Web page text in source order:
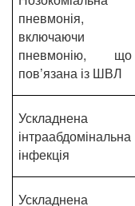
пневмонія,
включаючи
пневмонію, що
пов’язана із ШВЛ
Ускладнена
інтраабдомінальна
інфекція
Ускладнена